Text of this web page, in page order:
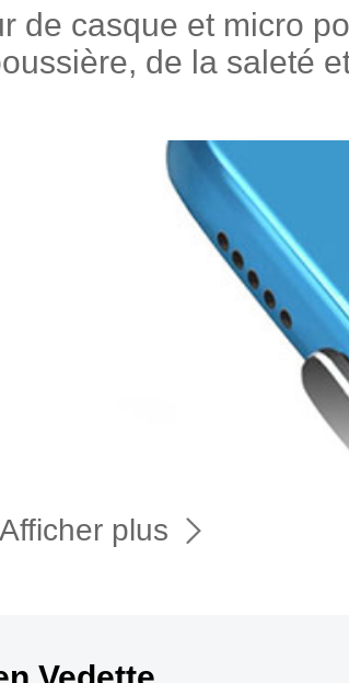
de casque et micro
de la saleté
Afficher plus